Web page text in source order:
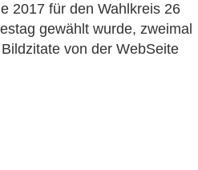
2017 für den Wahlkreis 26
gewählt wurde, zweimal
von der WebSeite